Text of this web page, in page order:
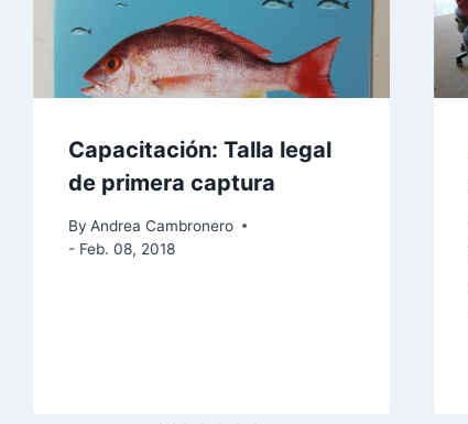
Capacitación: Talla legal
de primera captura
By Andrea Cambronero
- Feb. 08, 2018